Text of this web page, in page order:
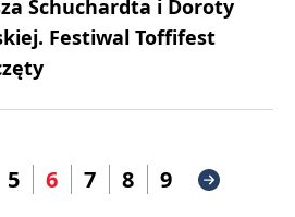
Schuchardta i Doroty
Festiwal Toffifest
5 6 7 8 9